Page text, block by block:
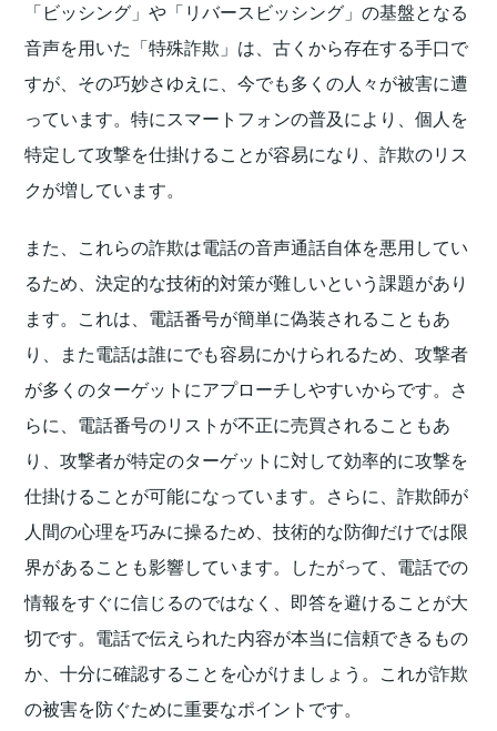
「ビッシング」や「リバースビッシング」の基盤となる
音声を用いた「特殊詐欺」は、古くから存在する手口で
すが、その巧妙さゆえに、今でも多くの人々が被害に遭
っています。特にスマートフォンの普及により、個人を
特定して攻撃を仕掛けることが容易になり、詐欺のリス
クが増しています。
また、これらの詐欺は電話の音声通話自体を悪用してい
るため、決定的な技術的対策が難しいという課題があり
ます。これは、電話番号が簡単に偽装されることもあ
り、また電話は誰にでも容易にかけられるため、攻撃者
が多くのターゲットにアプローチしやすいからです。さ
らに、電話番号のリストが不正に売買されることもあ
り、攻撃者が特定のターゲットに対して効率的に攻撃を
仕掛けることが可能になっています。さらに、詐欺師が
人間の心理を巧みに操るため、技術的な防御だけでは限
界があることも影響しています。したがって、電話での
情報をすぐに信じるのではなく、即答を避けることが大
切です。電話で伝えられた内容が本当に信頼できるもの
か、十分に確認することを心がけましょう。これが詐欺
の被害を防ぐために重要なポイントです。